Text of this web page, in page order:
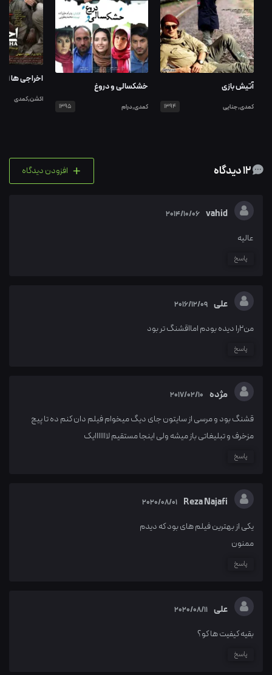
آتیش بازی
کمدی,جنایی 1394
خشکسالی و دروغ
کمدی,درام 1395
اخراجی ها 1
اکشن,کمدی
+ افزودن دیدگاه
vahid
2014/10/06
عالیه
پاسخ
علی 2016/12/09
من۲را دیده بودم اما۱قشنگ تر بود
پاسخ
مژده 2017/02/10
قشنگ بود و مرسی از سایتون جای دیگ میخوام فیلم دان کنم ده تا پیج
مزخرف و تبلیغاتی باز میشه ولی اینجا مستقیم لااااااایک
پاسخ
Reza Najafi
2020/08/01
یکی از بهترین فیلم های بود که دیدم
ممنون
پاسخ
علی 2020/08/11
بقیه کیفیت ها کو؟
پاسخ